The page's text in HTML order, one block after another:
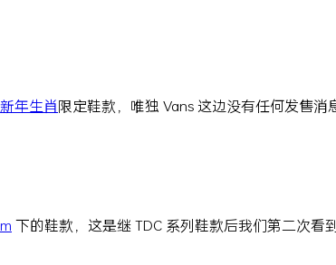
新年生肖限定鞋款，唯独 Vans 这边没有任何发售
下的鞋款，这是继 TDC 系列鞋款后我们第二次看